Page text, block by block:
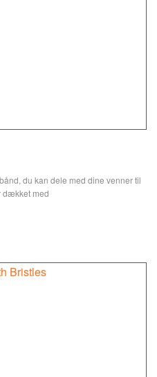
du kan dele med dine venner til
dækket med